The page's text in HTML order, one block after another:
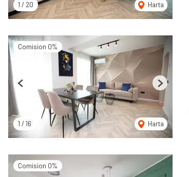
1 / 20 Harta
Comision 0%
1 / 16 Harta
Previous Next
Comision 0%